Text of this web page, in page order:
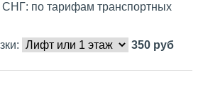
по тарифам транспортных
350 руб